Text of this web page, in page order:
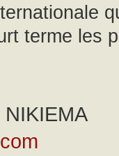
terme les
NIKIEMA